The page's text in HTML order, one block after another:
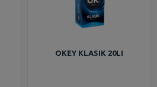
OKEY KLASIK 20LI